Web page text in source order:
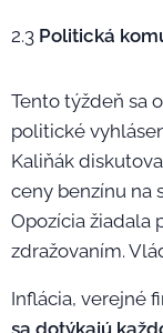
2.3 Politická
Tento týždeň sa
politické
Kaliňák
ceny benzínu na
Opozícia žiadala
zdražovaním.
Inflácia, verejné
sa dotýkajú